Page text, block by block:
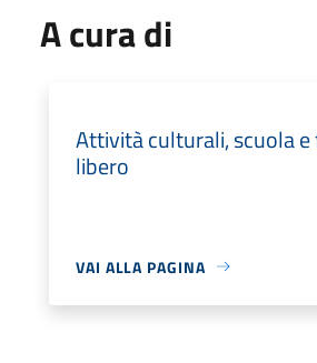
A cura di
Attività culturali, scuola
libero
VAI ALLA PAGINA